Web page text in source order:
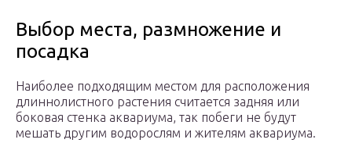
Выбор места, размножение и
посадка
Наиболее подходящим местом для расположения
длиннолистного растения считается задняя или
боковая стенка аквариума, так побеги не будут
мешать другим водорослям и жителям аквариума.